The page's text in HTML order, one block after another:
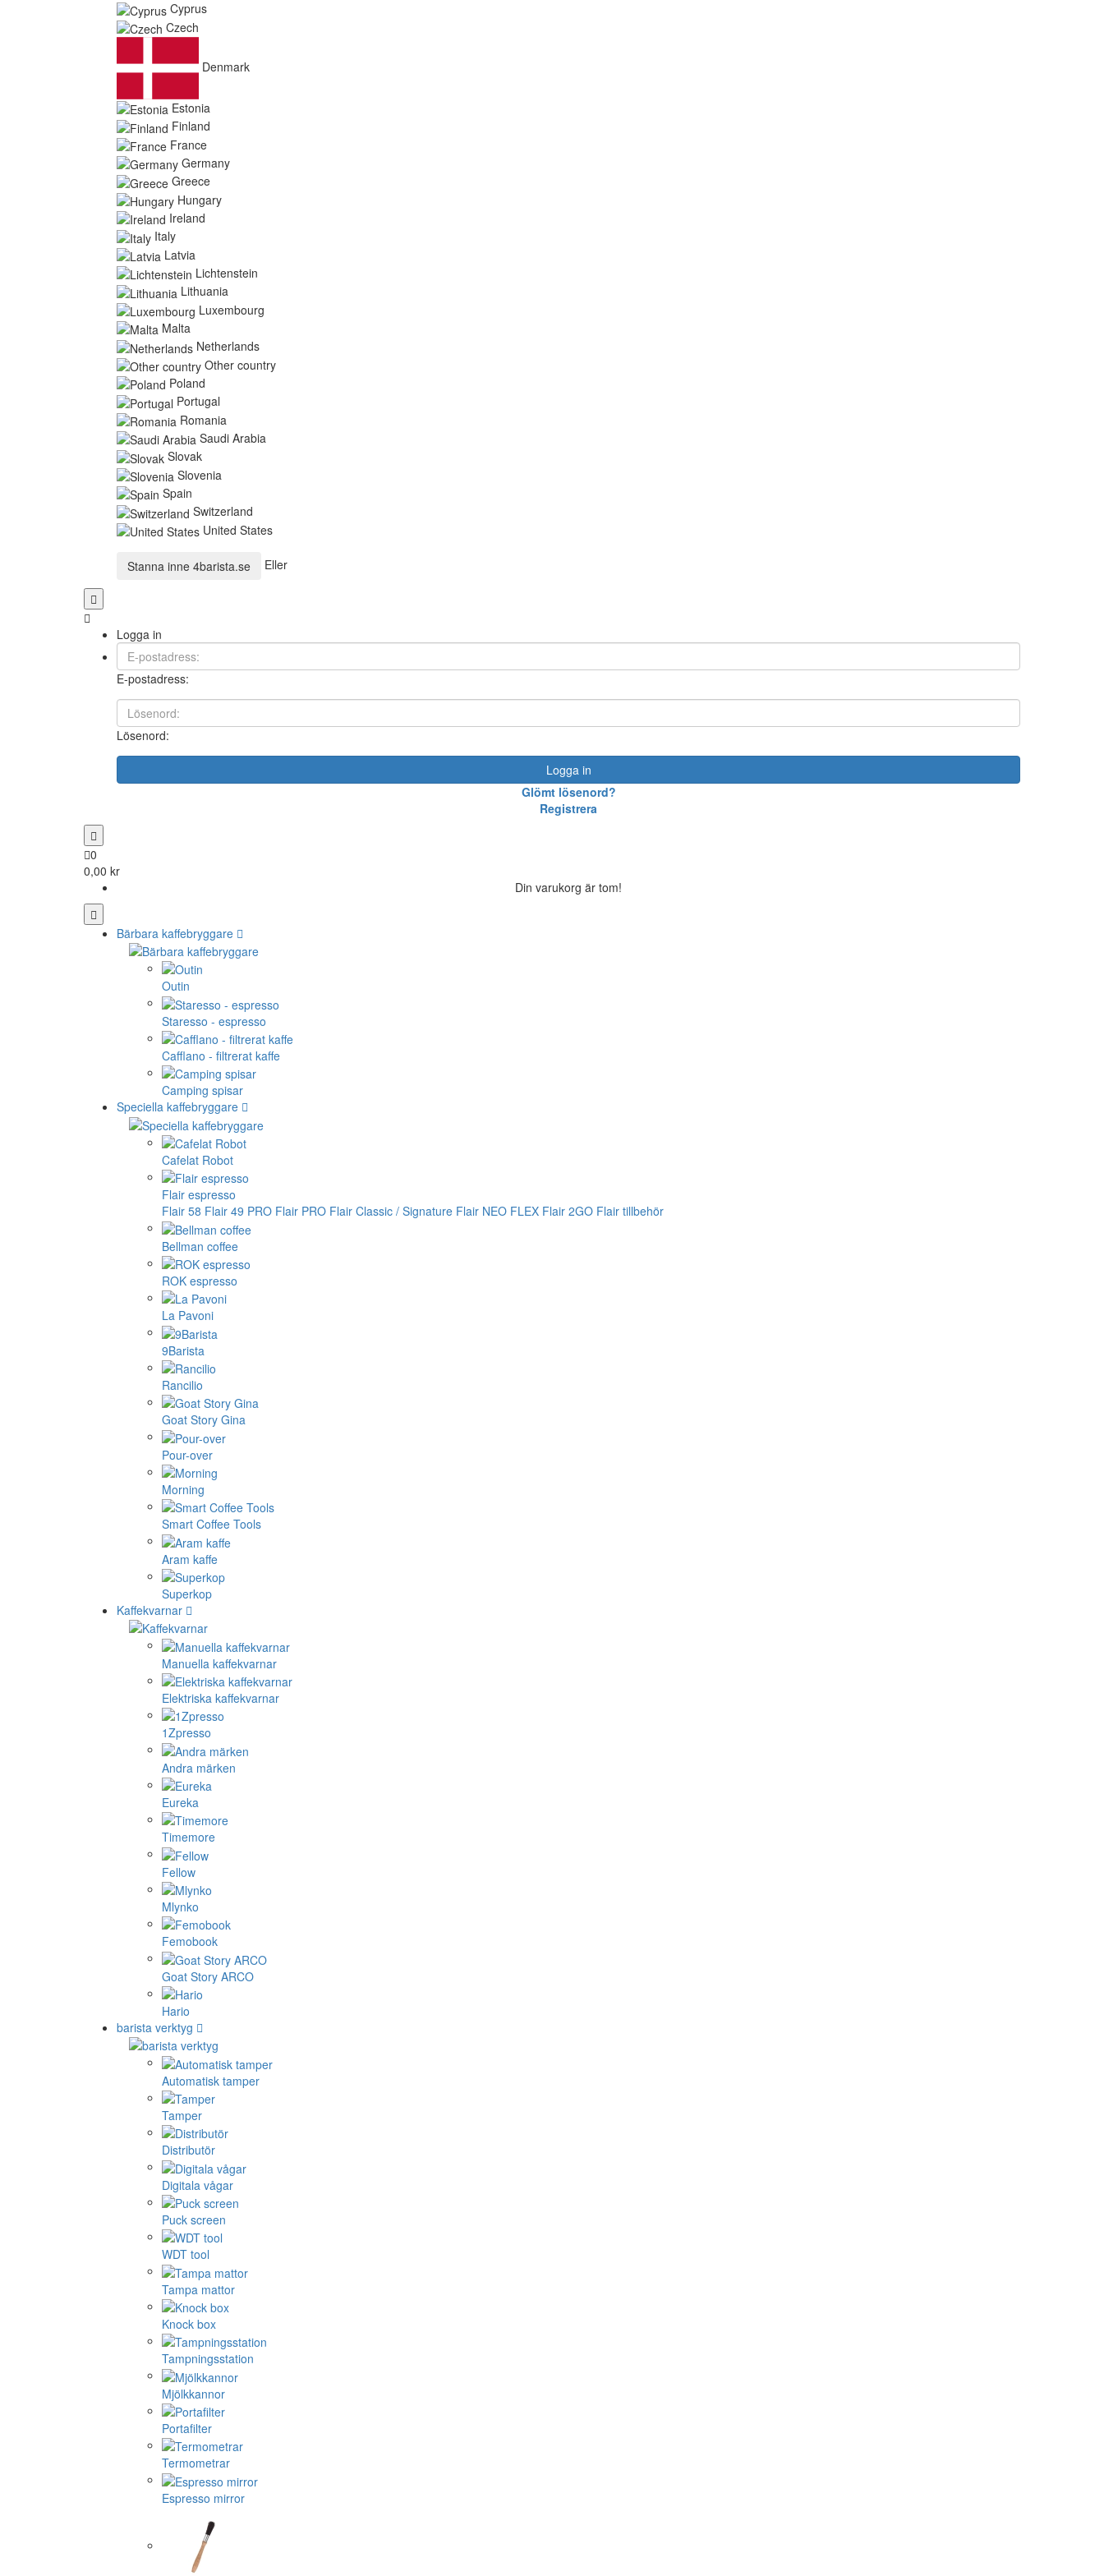
Cyprus
Czech
Denmark
Estonia
Finland
France
Germany
Greece
Hungary
Ireland
Italy
Latvia
Lichtenstein
Lithuania
Luxembourg
Malta
Netherlands
Other country
Poland
Portugal
Romania
Saudi Arabia
Slovak
Slovenia
Spain
Switzerland
United States
Stanna inne 4barista.se Eller
Logga in
E-postadress:
Lösenord:
Logga in
Glömt lösenord?
Registrera
0
0,00 kr
Din varukorg är tom!
Bärbara kaffebryggare
Outin
Staresso - espresso
Cafflano - filtrerat kaffe
Camping spisar
Speciella kaffebryggare
Cafelat Robot
Flair espresso
Flair 58 Flair 49 PRO Flair PRO Flair Classic / Signature Flair NEO FLEX Flair 2GO Flair tillbehör
Bellman coffee
ROK espresso
La Pavoni
9Barista
Rancilio
Goat Story Gina
Pour-over
Morning
Smart Coffee Tools
Aram kaffe
Superkop
Kaffekvarnar
Manuella kaffekvarnar
Elektriska kaffekvarnar
1Zpresso
Andra märken
Eureka
Timemore
Fellow
Mlynko
Femobook
Goat Story ARCO
Hario
barista verktyg
Automatisk tamper
Tamper
Distributör
Digitala vågar
Puck screen
WDT tool
Tampa mattor
Knock box
Tampningsstation
Mjölkkannor
Portafilter
Termometrar
Espresso mirror